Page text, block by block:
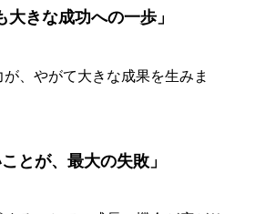
きな成功への一歩」
、やがて大きな成果を生みま
とが、最大の失敗」